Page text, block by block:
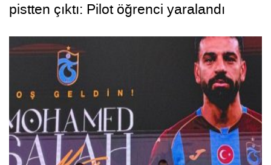
pistten çıktı: Pilot öğrenci yaralandı